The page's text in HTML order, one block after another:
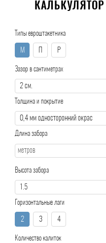
Типы евроштакетника
М Р
Зазор в сантиметрах
Толщина и покрытие
Длина забора
Высота забора
Горизонтальные лаги
2 3 4
Количество калиток